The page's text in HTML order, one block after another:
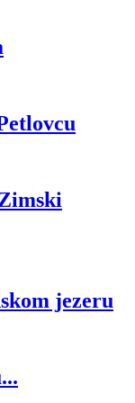
jezeru